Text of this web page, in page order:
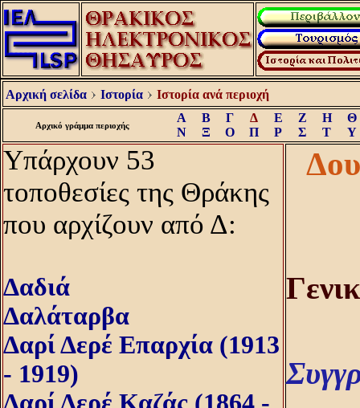
Αρχική σελίδα Ιστορία Ιστορία ανά περιοχή
Αρχικό γράμμα περιοχής
Α Β Γ Δ Ε Ζ Η
Θ
Ν
Ξ Ο Π Ρ Σ Τ Υ
Υπάρχουν 53
τοποθεσίες της Θράκης
που αρχίζουν από Δ:
Δαδιά
Δαλάταρβα
Δαρί Δερέ Επαρχία (1913
- 1919)